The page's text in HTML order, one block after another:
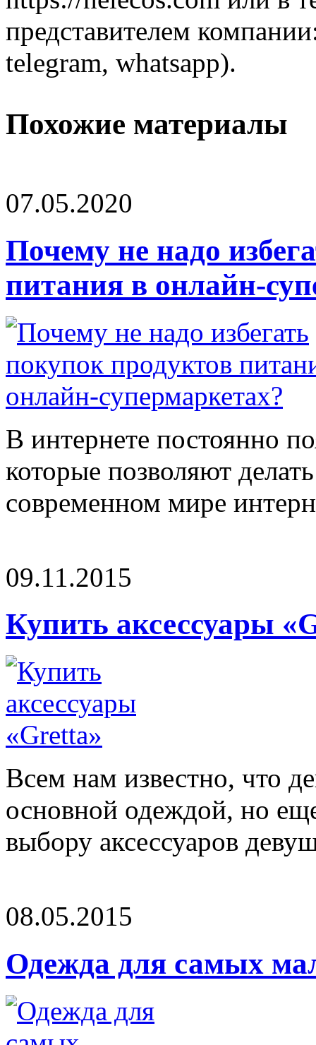
представителем
telegram, whatsapp).
Похожие материалы
07.05.2020
Почему не надо
питания в онлайн-
В интернете постоянно
которые позволяют
современном мире
09.11.2015
Купить аксессуары
Всем нам известно, что
основной одеждой, но
выбору аксессуаров
08.05.2015
Одежда для самых